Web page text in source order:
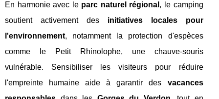
En harmonie avec le parc naturel régional , le camping
soutient activement des initiatives locales pour
l'environnement, notamment la protection d'espèces
comme le Petit Rhinolophe, une chauve-souris
vulnérable. Sensibiliser les visiteurs pour réduire
l'empreinte humaine aide à garantir des vacances